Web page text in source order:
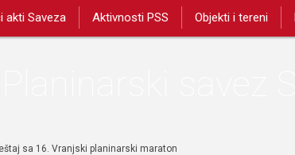
akti Saveza Aktivnosti PSS Objekti i tereni
sa 16. Vranjski planinarski maraton